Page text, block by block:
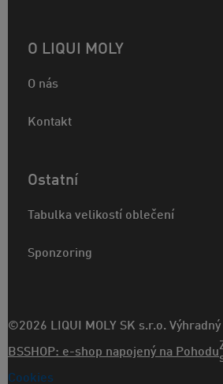
O LIQUI MOLY
O nás
Kontakt
Ostatní
Tabulka velikostí oblečení
Sponzoring
©2026 LIQUI MOLY SK s.r.o.
BSSHOP: e-shop napojený na Pohodu
Cookies